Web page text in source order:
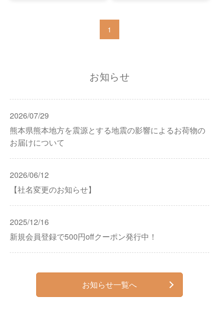
1
お知らせ
2026/07/29
熊本県熊本地方を震源とする地震の影響によるお荷物の
お届けについて
2026/06/12
【社名変更のお知らせ】
2025/12/16
新規会員登録で500円offクーポン発行中！
お知らせ一覧へ